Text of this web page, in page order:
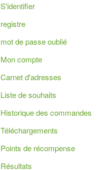
S'identifier
registre
mot de passe oublié
Mon compte
Carnet d'adresses
Liste de souhaits
Historique des commandes
Téléchargements
Points de récompense
Résultats